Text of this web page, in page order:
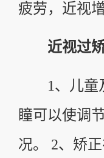
疲劳，近视
近视过矫
1、儿童及
瞳可以使调
况。 2、矫